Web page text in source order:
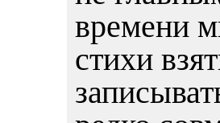
времени
стихи